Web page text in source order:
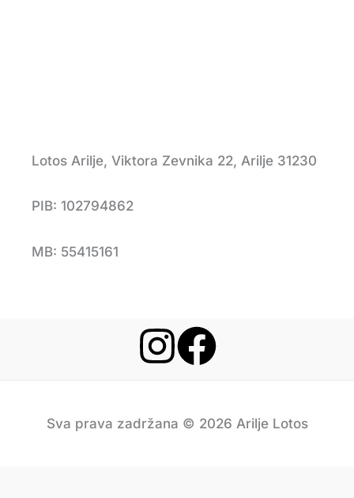
Lotos Arilje, Viktora Zevnika 22, Arilje 31230
PIB: 102794862
MB: 55415161
Sva prava zadržana © 2026 Arilje Lotos